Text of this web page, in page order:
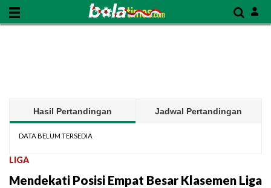
Hasil Pertandingan Jadwal Pertandingan
DATA BELUM TERSEDIA
LIGA
Mendekati Posisi Empat Besar Klasemen Liga